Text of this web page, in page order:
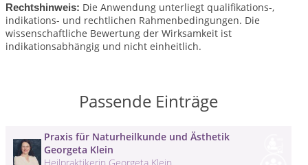
Rechtshinweis: Die Anwendung unterliegt qualifikations-,
indikations- und rechtlichen Rahmenbedingungen. Die
wissenschaftliche Bewertung der Wirksamkeit ist
indikationsabhängig und nicht einheitlich.
Passende Einträge
Praxis für Naturheilkunde und Ästhetik
Georgeta Klein